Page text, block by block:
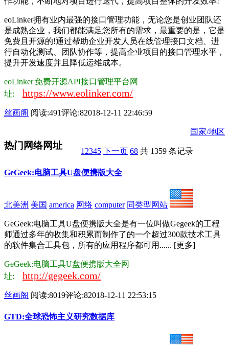
eoLinker拥有业内最强的接口管理功能，无论您是创业团队还
是成熟企业，我们都能满足您所有的需求，最重要的是，它是
免费且开源的!通过帮助企业开发人员在线管理接口文档、进
行自动化测试、团队协作等，提高企业项目的接口管理水平，
提升开发速度并且降低运维成本。
eoLinker|免费开源API接口管理平台网
址: https://www.eolinker.com/
丝画阁 阅读:491评论:82018-12-11 22:46:59
热门网络网址
国家/地区
1 2345 下一页 68 共 1359 条记录
GeGeek:电脑工具U盘便携版大全
北美洲 美国 america 网络 computer 同类型网站
GeGeek:电脑工具U盘便携版大全是有一位叫做Gegeek的工程
师通过多年的收集和积累而制作了的一个超过300款技术工具
的软件集合工具包，所有的应用程序都可用...... [更多]
GeGeek:电脑工具U盘便携版大全网
址: http://gegeek.com/
丝画阁 阅读:8019评论:82018-12-11 22:53:15
GTD:全球恐怖主义研究数据库